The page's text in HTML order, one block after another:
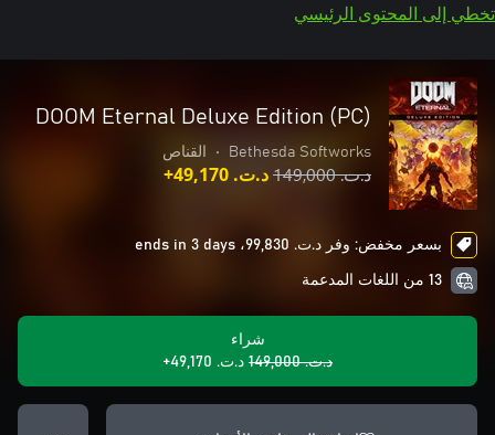
تخطي إلى المحتوى الرئيسي
DOOM Eternal Deluxe Edition (PC)
Bethesda Softworks
• القناص
د.ت.‏ 149,000 د.ت.‏ 49,170+
بسعر مخفض: وفر د.ت.‏ 99,830، ends in 3 days
13 من اللغات المدعمة
شراء
د.ت.‏ 149,000
د.ت.‏ 49,170+